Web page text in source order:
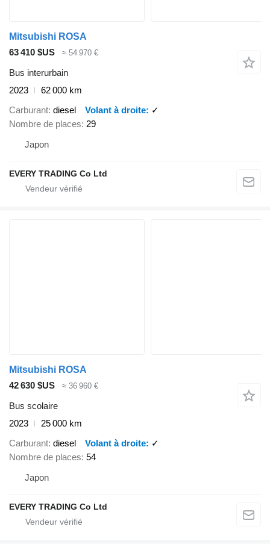
Mitsubishi ROSA
63 410 $US
≈ 54 970 €
Bus interurbain
2023
62 000 km
Carburant diesel Volant à droite
✓
Nombre de places 29
Japon
EVERY TRADING Co Ltd
Mitsubishi ROSA
42 630 $US
≈ 36 960 €
Bus scolaire
2023
25 000 km
Carburant diesel Volant à droite
✓
Nombre de places 54
Japon
EVERY TRADING Co Ltd